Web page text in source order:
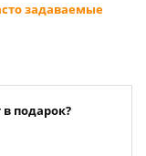
задаваемые
подарок?